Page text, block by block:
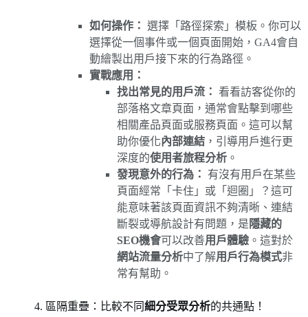
如何操作： 選擇「路徑探索」模板。你可以
選擇從一個事件或一個頁面開始，GA4會自
動繪製出用戶接下來的行為路徑。
實戰應用：
找出常見的用戶流： 看看訪客從你的
部落格文章頁面，通常會點擊到哪些
相關產品頁面或服務頁面。這可以幫
助你優化內部連結 ，引導用戶進行更
深度的使用者旅程分析 。
發現意外的行為：
有沒有用戶在某些
頁面經常「卡住」或「迴圈」？這可
能意味著該頁面資訊不夠清晰、連結
斷裂或導航設計有問題，是 隱藏的
SEO機會可以改善用戶體驗 。這對於
網站流量分析中了解用戶行為模式非
常有幫助。
4. 區隔重疊：比較不同細分受眾分析的共通點！